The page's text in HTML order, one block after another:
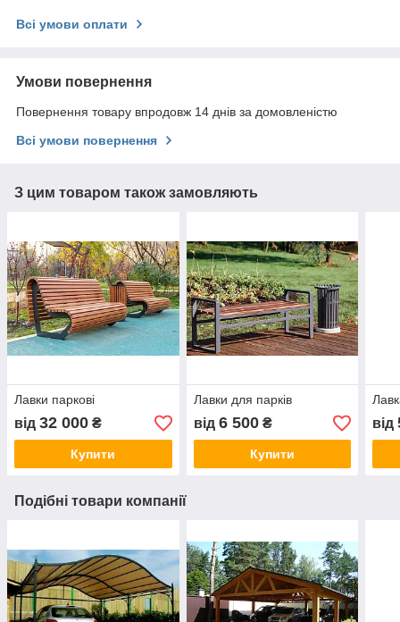
Всі умови оплати
Умови повернення
Повернення товару впродовж 14 днів за домовленістю
Всі умови повернення
З цим товаром також замовляють
Лавки паркові
від 32 000 ₴
Купити
Лавки для парків
від 6 500₴
Купити
від
Подібні товари компанії